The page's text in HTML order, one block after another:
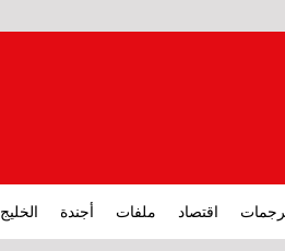
اقتصاد ملفات أجندة الخليج